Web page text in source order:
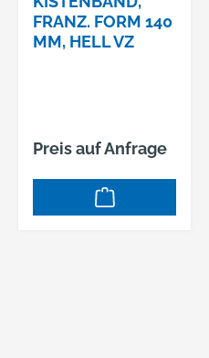
FRANZ. FORM 140
MM, HELL VZ
Preis auf Anfrage